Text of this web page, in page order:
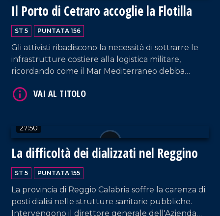
Il Porto di Cetraro accoglie la Flotilla
ST 5 PUNTATA 156
Gli attivisti ribadiscono la necessità di sottrarre le
infrastrutture costiere alla logistica militare,
ricordando come il Mar Mediterraneo debba
Interventi da parte del sindaco di Cetraro,
Arcavacata per l'accesso e il sostegno agli studenti
rifugiati; del giornalista palestinese Bassam Saleh.
Approfondimento in esterna a cura di Francesco
La Luna.
27:50
La difficoltà dei dializzati nel Reggino
ST 5 PUNTATA 155
La provincia di Reggio Calabria soffre la carenza di
posti dialisi nelle strutture sanitarie pubbliche.
Intervengono il direttore generale dell'Azienda
VAI AL TITOLO
VAI AL TITOLO